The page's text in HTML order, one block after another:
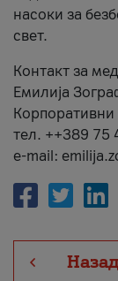
насоки за
свет.
Контакт за
Емилија
тел. ++389 75
e-mail: